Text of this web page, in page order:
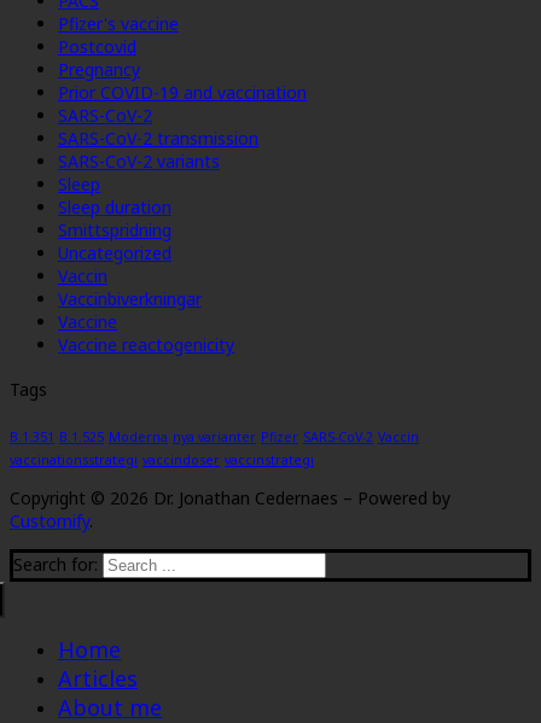
Pfizer's vaccine
Postcovid
Pregnancy
Prior COVID-19 and vaccination
SARS-CoV-2
SARS-CoV-2 transmission
SARS-CoV-2 variants
Sleep
Sleep duration
Smittspridning
Uncategorized
Vaccin
Vaccinbiverkningar
Vaccine
Vaccine reactogenicity
Tags
B.1.351 B.1.525 Moderna nya varianter Pfizer SARS-CoV-2 Vaccin
vaccinationsstrategi vaccindoser vaccinstrategi
Copyright © 2026 Dr. Jonathan Cedernaes – Powered by
Customify.
Search for:
Home
Articles
About me